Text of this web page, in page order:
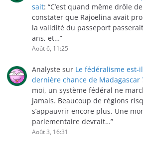
sait: “C’est quand même drôle de
constater que Rajoelina avait
la validité du passeport
ans, et…”
Août 6, 11:25
Analyste sur Le fédéralisme est-
dernière chance de Madagascar
moi, un système fédéral ne
jamais. Beaucoup de régions
s’appauvrir encore plus. Une
parlementaire devrait…”
Août 3, 16:31